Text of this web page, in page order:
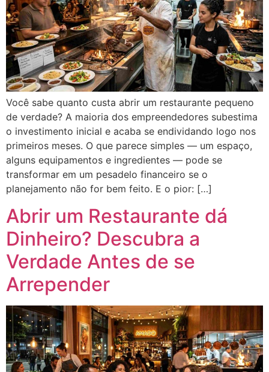
Você sabe quanto custa abrir um restaurante pequeno
de verdade? A maioria dos empreendedores subestima
o investimento inicial e acaba se endividando logo nos
primeiros meses. O que parece simples — um espaço,
alguns equipamentos e ingredientes — pode se
transformar em um pesadelo financeiro se o
planejamento não for bem feito. E o pior: […]
Abrir um Restaurante dá
Dinheiro? Descubra a
Verdade Antes de se
Arrepender